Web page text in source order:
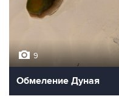
9
Обмеление Дуная